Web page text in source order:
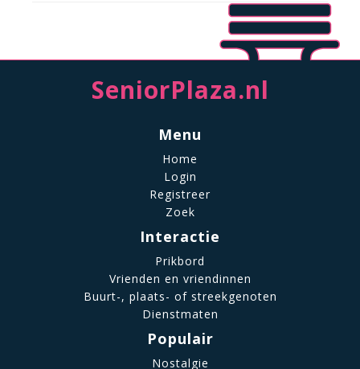
SeniorPlaza.nl
Menu
Home
Login
Registreer
Zoek
Interactie
Prikbord
Vrienden en vriendinnen
Buurt-, plaats- of streekgenoten
Dienstmaten
Populair
Nostalgie